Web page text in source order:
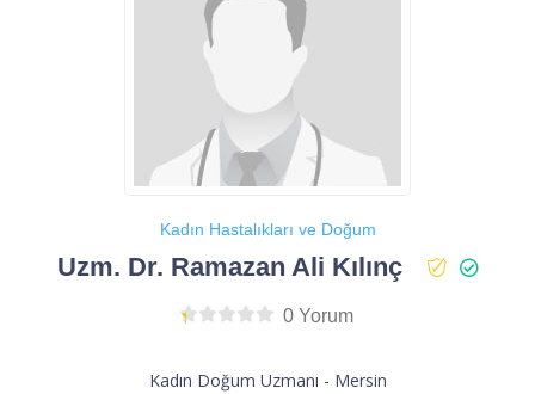
Kadın Hastalıkları ve Doğum
Uzm. Dr. Ramazan Ali Kılınç
0 Yorum
Kadın Doğum Uzmanı - Mersin